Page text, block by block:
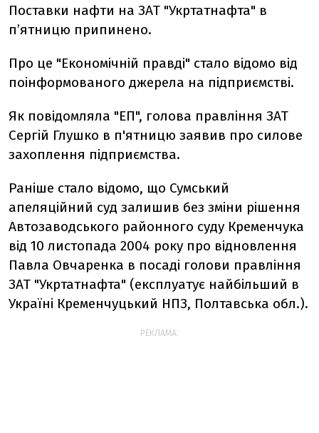
Поставки нафти на ЗАТ "Укртатнафта" в
п’ятницю припинено.
Про це "Економічній правді" стало відомо від
поінформованого джерела на підприємстві.
Як повідомляла "ЕП", голова правління ЗАТ
Сергій Глушко в п'ятницю заявив про силове
захоплення підприємства.
Раніше стало відомо, що Сумський
апеляційний суд залишив без зміни рішення
Автозаводського районного суду Кременчука
від 10 листопада 2004 року про відновлення
Павла Овчаренка в посаді голови правління
ЗАТ "Укртатнафта" (експлуатує найбільший в
Україні Кременчуцький НПЗ, Полтавська обл.).
РЕКЛАМА: